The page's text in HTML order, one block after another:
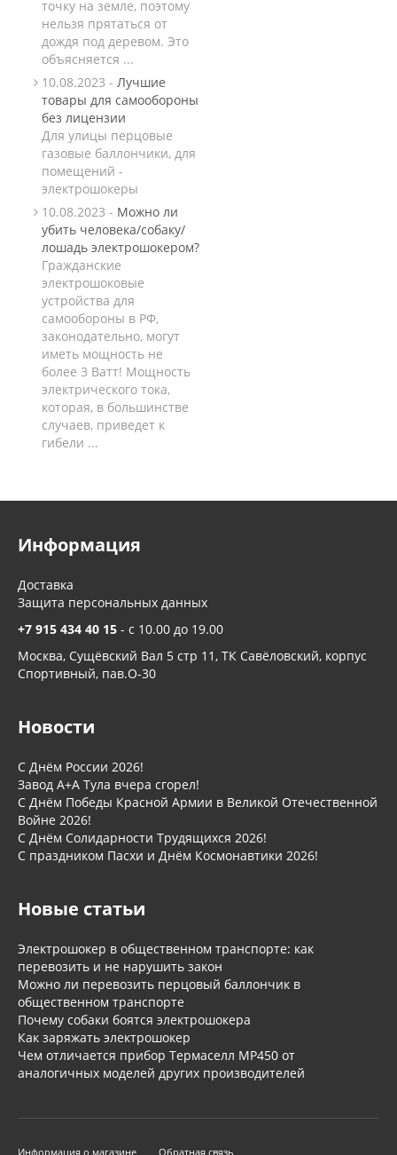
точку на земле, поэтому
нельзя прятаться от
дождя под деревом. Это
объясняется ...
10.08.2023 - Лучшие
товары для самообороны
без лицензии
Для улицы перцовые
газовые баллончики, для
помещений -
электрошокеры
10.08.2023 - Можно ли
убить человека/собаку/
лошадь электрошокером?
Гражданские
электрошоковые
устройства для
самообороны в РФ,
законодательно, могут
иметь мощность не
более 3 Ватт! Мощность
электрического тока,
которая, в большинстве
случаев, приведет к
гибели ...
Информация
Доставка
Защита персональных данных
+7 915 434 40 15 - c 10.00 до 19.00
Москва, Сущёвский Вал 5 стр 11, ТК Савёловский, корпус
Спортивный, пав.О-30
Новости
С Днём России 2026!
Завод А+А Тула вчера сгорел!
С Днём Победы Красной Армии в Великой Отечественной
Войне 2026!
С Днём Солидарности Трудящихся 2026!
С праздником Пасхи и Днём Космонавтики 2026!
Новые статьи
Электрошокер в общественном транспорте: как
перевозить и не нарушить закон
Можно ли перевозить перцовый баллончик в
общественном транспорте
Почему собаки боятся электрошокера
Как заряжать электрошокер
Чем отличается прибор Термаселл МР450 от
аналогичных моделей других производителей
Информация о магазине Обратная связь